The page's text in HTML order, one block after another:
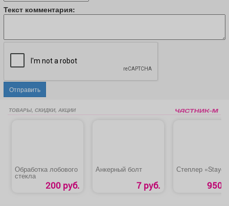
Текст комментария:
Отправить
ТОВАРЫ, СКИДКИ, АКЦИИ
Обработка лобового
стекла
200 руб.
Анкерный болт
7 руб.
Степлер
950